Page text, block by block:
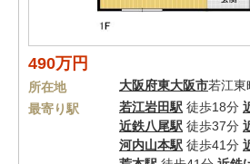
490万円
所在地 大阪府東大阪市若江東
最寄り駅
若江岩田駅 徒歩18分
近鉄八尾駅 徒歩37分
河内山本駅 徒歩41分